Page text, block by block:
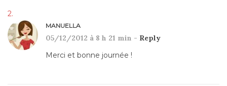
MANUELLA
05/12/2012 à 8 h 21 min - Reply
Merci et bonne journée !